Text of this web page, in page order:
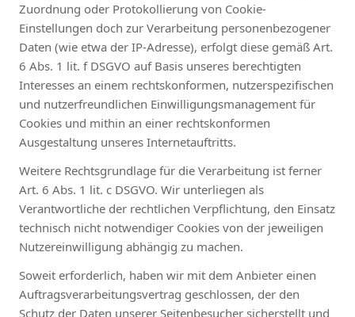
Zuordnung oder Protokollierung von Cookie-
Einstellungen doch zur Verarbeitung personenbezogener
Daten (wie etwa der IP-Adresse), erfolgt diese gemäß Art.
6 Abs. 1 lit. f DSGVO auf Basis unseres berechtigten
Interesses an einem rechtskonformen, nutzerspezifischen
und nutzerfreundlichen Einwilligungsmanagement für
Cookies und mithin an einer rechtskonformen
Ausgestaltung unseres Internetauftritts.
Weitere Rechtsgrundlage für die Verarbeitung ist ferner
Art. 6 Abs. 1 lit. c DSGVO. Wir unterliegen als
Verantwortliche der rechtlichen Verpflichtung, den Einsatz
technisch nicht notwendiger Cookies von der jeweiligen
Nutzereinwilligung abhängig zu machen.
Soweit erforderlich, haben wir mit dem Anbieter einen
Auftragsverarbeitungsvertrag geschlossen, der den
Schutz der Daten unserer Seitenbesucher sicherstellt und